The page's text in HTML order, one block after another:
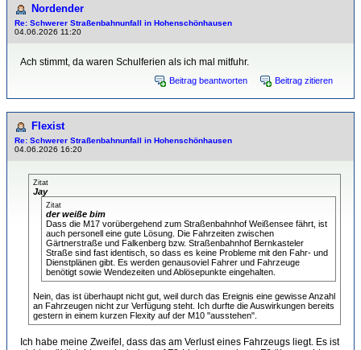
Nordender
Re: Schwerer Straßenbahnunfall in Hohenschönhausen
04.06.2026 11:20
Ach stimmt, da waren Schulferien als ich mal mitfuhr.
Beitrag beantworten Beitrag zitieren
Flexist
Re: Schwerer Straßenbahnunfall in Hohenschönhausen
04.06.2026 16:20
Zitat
Jay
Zitat
der weiße bim
Dass die M17 vorübergehend zum Straßenbahnhof Weißensee fährt, ist
auch personell eine gute Lösung. Die Fahrzeiten zwischen
Gärtnerstraße und Falkenberg bzw. Straßenbahnhof Bernkasteler
Straße sind fast identisch, so dass es keine Probleme mit den Fahr- und
Dienstplänen gibt. Es werden genausoviel Fahrer und Fahrzeuge
benötigt sowie Wendezeiten und Ablösepunkte eingehalten.
Nein, das ist überhaupt nicht gut, weil durch das Ereignis eine gewisse Anzahl
an Fahrzeugen nicht zur Verfügung steht. Ich durfte die Auswirkungen bereits
gestern in einem kurzen Flexity auf der M10 "ausstehen".
Ich habe meine Zweifel, dass das am Verlust eines Fahrzeugs liegt. Es ist